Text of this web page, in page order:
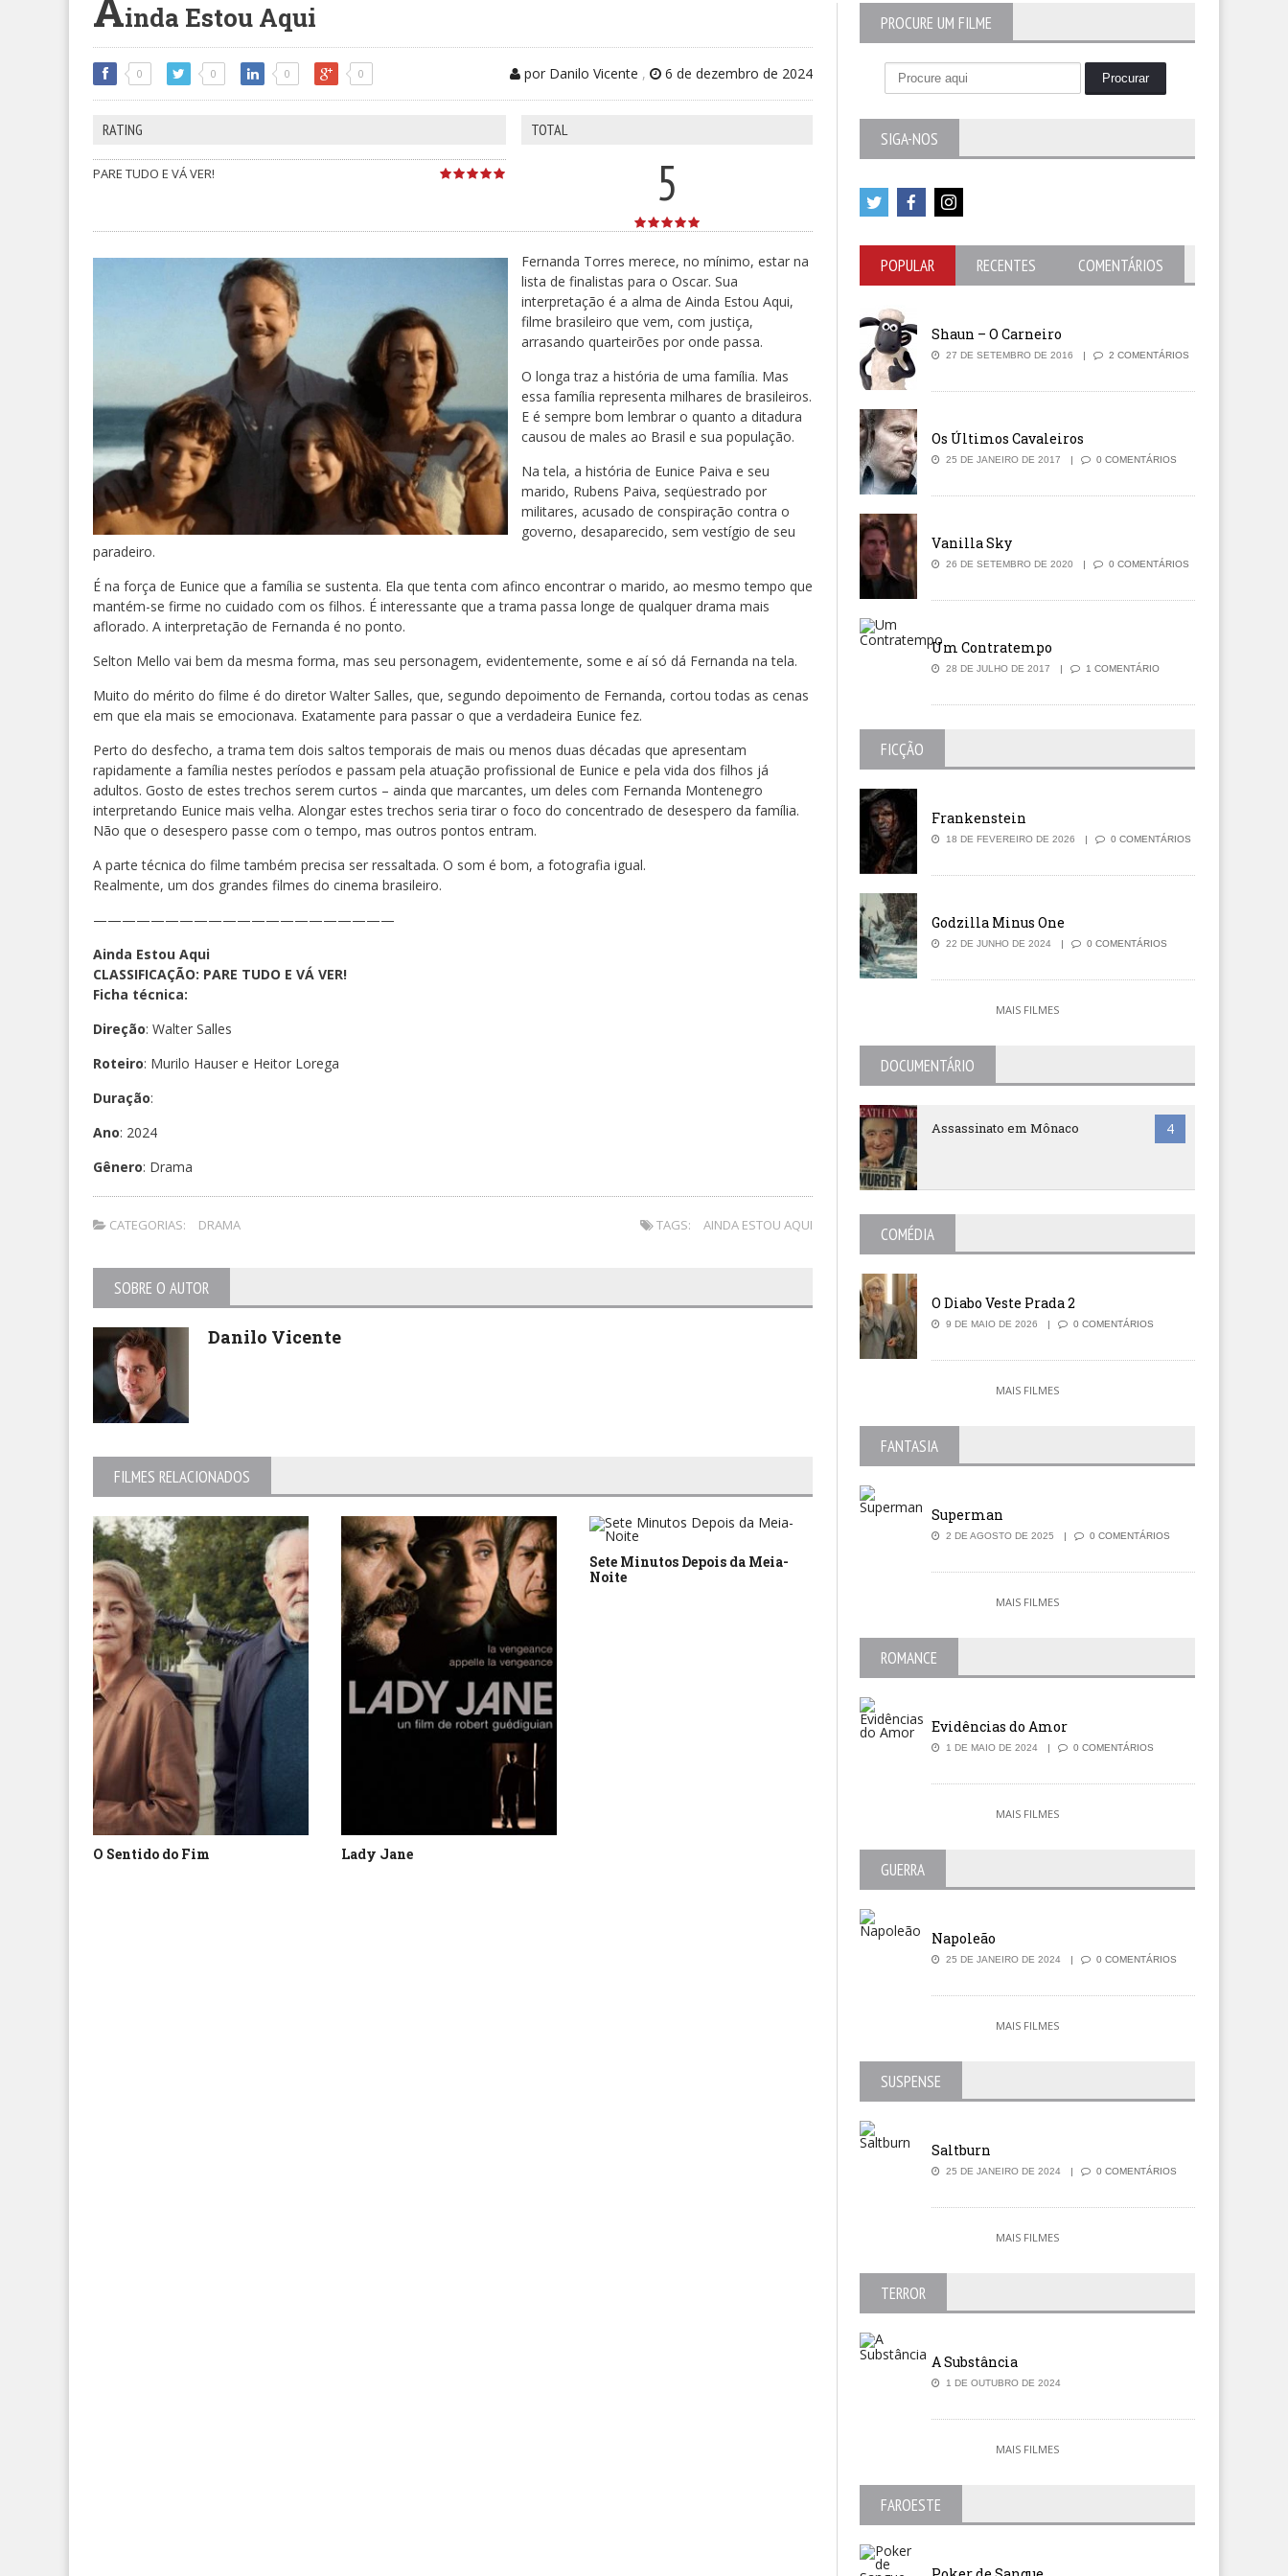
inda Estou Aqui
0 0 0 0 por Danilo Vicente , 6 de dezembro de 2024
RATING
PARE TUDO E VÁ VER!
TOTAL
5
Fernanda Torres merece, no mínimo, estar na
lista de finalistas para o Oscar. Sua
interpretação é a alma de Ainda Estou Aqui,
filme brasileiro que vem, com justiça,
arrasando quarteirões por onde passa.
O longa traz a história de uma família. Mas
essa família representa milhares de brasileiros.
E é sempre bom lembrar o quanto a ditadura
causou de males ao Brasil e sua população.
Na tela, a história de Eunice Paiva e seu
marido, Rubens Paiva, seqüestrado por
militares, acusado de conspiração contra o
governo, desaparecido, sem vestígio de seu
paradeiro.
É na força de Eunice que a família se sustenta. Ela que tenta com afinco encontrar o marido, ao mesmo tempo que
mantém-se firme no cuidado com os filhos. É interessante que a trama passa longe de qualquer drama mais
aflorado. A interpretação de Fernanda é no ponto.
Selton Mello vai bem da mesma forma, mas seu personagem, evidentemente, some e aí só dá Fernanda na tela.
Muito do mérito do filme é do diretor Walter Salles, que, segundo depoimento de Fernanda, cortou todas as cenas
em que ela mais se emocionava. Exatamente para passar o que a verdadeira Eunice fez.
Perto do desfecho, a trama tem dois saltos temporais de mais ou menos duas décadas que apresentam
rapidamente a família nestes períodos e passam pela atuação profissional de Eunice e pela vida dos filhos já
adultos. Gosto de estes trechos serem curtos – ainda que marcantes, um deles com Fernanda Montenegro
interpretando Eunice mais velha. Alongar estes trechos seria tirar o foco do concentrado de desespero da família.
Não que o desespero passe com o tempo, mas outros pontos entram.
A parte técnica do filme também precisa ser ressaltada. O som é bom, a fotografia igual.
Realmente, um dos grandes filmes do cinema brasileiro.
—————————————————————
Ainda Estou Aqui
CLASSIFICAÇÃO: PARE TUDO E VÁ VER!
Ficha técnica:
Direção: Walter Salles
Roteiro: Murilo Hauser e Heitor Lorega
Duração:
Ano: 2024
Gênero: Drama
CATEGORIAS: DRAMA TAGS: AINDA ESTOU AQUI
SOBRE O AUTOR
Danilo Vicente
FILMES RELACIONADOS
O Sentido do Fim Lady Jane
Sete Minutos Depois da Meia-
Noite
PROCURE UM FILME
SIGA-NOS
POPULAR RECENTES COMENTÁRIOS
Shaun – O Carneiro
27 DE SETEMBRO DE 2016 2 COMENTÁRIOS
Os Últimos Cavaleiros
25 DE JANEIRO DE 2017 0 COMENTÁRIOS
Vanilla Sky
26 DE SETEMBRO DE 2020 0 COMENTÁRIOS
Um Contratempo
28 DE JULHO DE 2017 1 COMENTÁRIO
FICÇÃO
Frankenstein
18 DE FEVEREIRO DE 2026 0 COMENTÁRIOS
Godzilla Minus One
22 DE JUNHO DE 2024 0 COMENTÁRIOS
MAIS FILMES
DOCUMENTÁRIO
Assassinato em Mônaco 4
COMÉDIA
O Diabo Veste Prada 2
9 DE MAIO DE 2026 0 COMENTÁRIOS
MAIS FILMES
FANTASIA
Superman
2 DE AGOSTO DE 2025 0 COMENTÁRIOS
MAIS FILMES
ROMANCE
Evidências do Amor
1 DE MAIO DE 2024 0 COMENTÁRIOS
MAIS FILMES
GUERRA
Napoleão
25 DE JANEIRO DE 2024 0 COMENTÁRIOS
MAIS FILMES
SUSPENSE
Saltburn
25 DE JANEIRO DE 2024 0 COMENTÁRIOS
MAIS FILMES
TERROR
A Substância
1 DE OUTUBRO DE 2024
MAIS FILMES
FAROESTE